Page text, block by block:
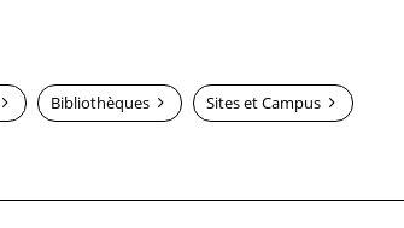
Bibliothèques
Sites et Campus